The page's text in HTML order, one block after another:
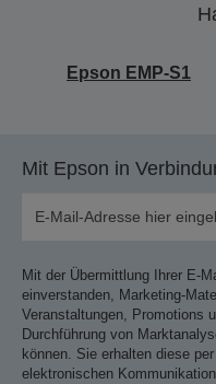
Epson EMP-S1
Mit Epson in
Mit der Übermittlung Ihrer E-
einverstanden, Marketing-
Veranstaltungen, Promotions
Durchführung von
können. Sie erhalten diese
elektronischen